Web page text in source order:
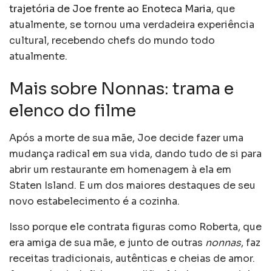
trajetória de Joe frente ao Enoteca Maria, que
atualmente, se tornou uma verdadeira experiência
cultural, recebendo chefs do mundo todo
atualmente.
Mais sobre Nonnas: trama e
elenco do filme
Após a morte de sua mãe, Joe decide fazer uma
mudança radical em sua vida, dando tudo de si para
abrir um restaurante em homenagem à ela em
Staten Island. E um dos maiores destaques de seu
novo estabelecimento é a cozinha.
Isso porque ele contrata figuras como Roberta, que
era amiga de sua mãe, e junto de outras nonnas, faz
receitas tradicionais, autênticas e cheias de amor.